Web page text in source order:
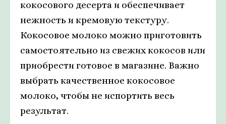
кокосового десерта и обеспечивает
нежность и кремовую текстуру.
Кокосовое молоко можно приготовить
самостоятельно из свежих кокосов или
приобрести готовое в магазине. Важно
выбрать качественное кокосовое
молоко, чтобы не испортить весь
результат.